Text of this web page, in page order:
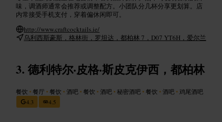
味，调酒师通常会推荐或调整配方。小团队分几杯分享更划算。店
内常接受手机支付，穿着偏休闲即可。
http://www.craftcocktails.ie/
乌利西斯豪斯，格林街，罗坦达，都柏林 7，D07 YT6H，爱尔兰
德利特尔·皮格·斯皮克伊西，都柏林
餐饮 •餐厅 •餐饮 •酒吧 •餐饮 •酒吧 •秘密酒吧 •餐饮 •酒吧 • 鸡尾酒吧
4.3
4.5